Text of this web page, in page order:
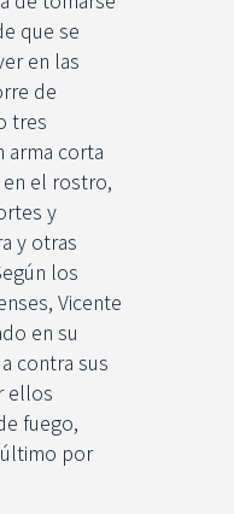
que se
en las
de
tres
arma corta
el rostro,
y
y otras
los
Vicente
en su
contra sus
ellos
fuego,
por